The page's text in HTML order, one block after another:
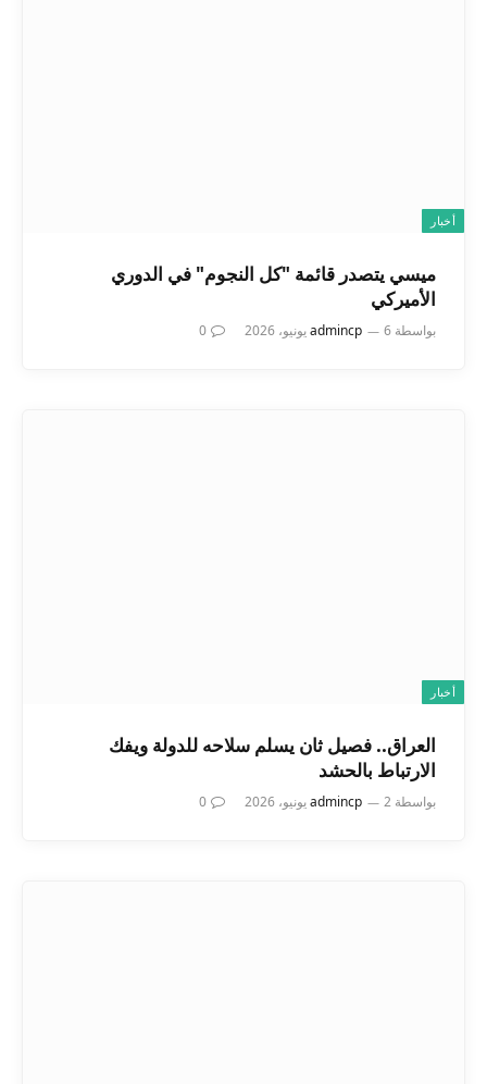
أخبار
ميسي يتصدر قائمة "كل النجوم" في الدوري
الأميركي
بواسطة admincp 6 يونيو، 2026 0
أخبار
العراق.. فصيل ثان يسلم سلاحه للدولة ويفك
الارتباط بالحشد
بواسطة admincp 2 يونيو، 2026 0